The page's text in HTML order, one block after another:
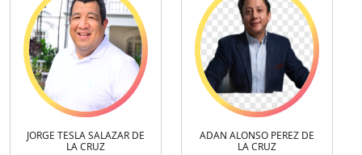
JORGE TESLA SALAZAR DE
LA CRUZ
ADAN ALONSO PEREZ DE
LA CRUZ